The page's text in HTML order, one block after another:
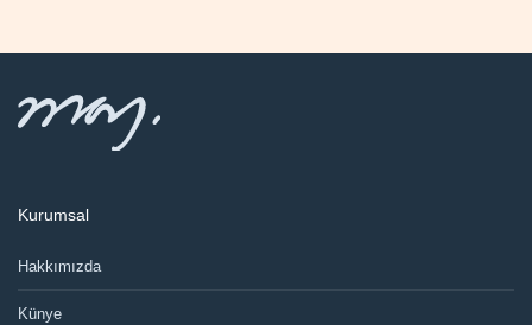
Kurumsal
Hakkımızda
Künye